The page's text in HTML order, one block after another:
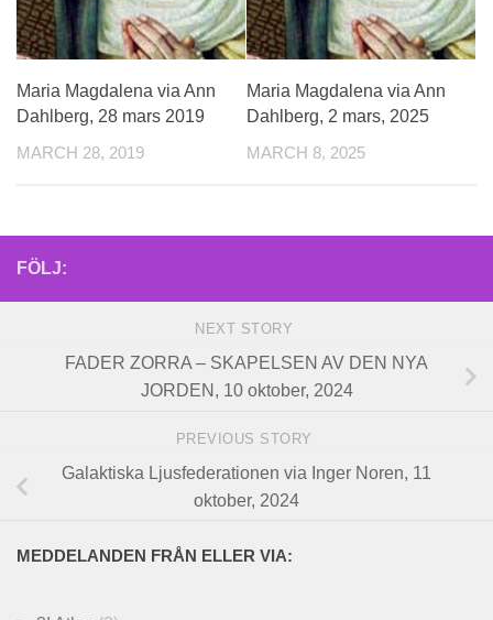
Maria Magdalena via Ann
Dahlberg, 28 mars 2019
MARCH 28, 2019
Maria Magdalena via Ann
Dahlberg, 2 mars, 2025
MARCH 8, 2025
FÖLJ:
NEXT STORY
FADER ZORRA – SKAPELSEN AV DEN NYA
JORDEN, 10 oktober, 2024
PREVIOUS STORY
Galaktiska Ljusfederationen via Inger Noren, 11
oktober, 2024
MEDDELANDEN FRÅN ELLER VIA: